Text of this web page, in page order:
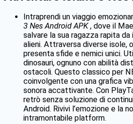
Intraprendi un viaggio
3 Nes Android APK, dove il
salvare la sua ragazza rapita da
alieni. Attraversa diverse isole,
presenta sfide e nemici unici.
dinosauri, ognuno con abilità
ostacoli. Questo classico per
coinvolgente con una grafica
sonora accattivante. Con
retrò senza soluzione di
Android. Rivivi l’emozione e la
intramontabile platform.